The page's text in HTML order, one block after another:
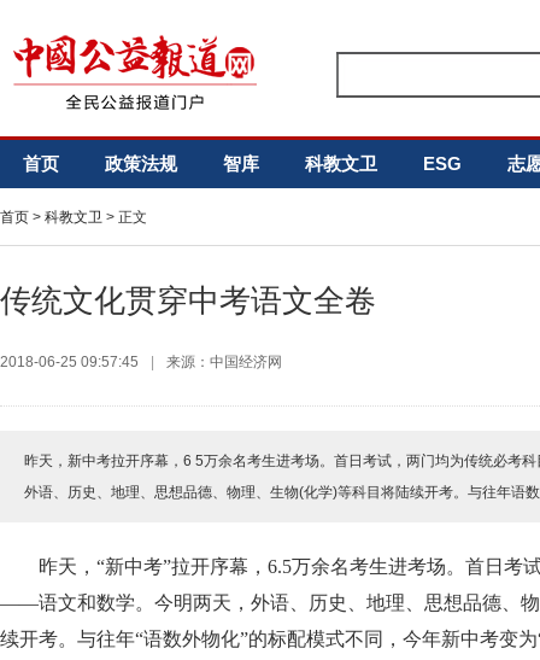
首页 政策法规 智库 科教文卫 ESG 志
首页 > 科教文卫 > 正文
传统文化贯穿中考语文全卷
2018-06-25 09:57:45 来源：中国经济网
昨天，新中考拉开序幕，6 5万余名考生进考场。首日考试，两门均为传统必考
外语、历史、地理、思想品德、物理、生物(化学)等科目将陆续开考。与往年语
昨天，“新中考”拉开序幕，6.5万余名考生进考场。首日考
——语文和数学。今明两天，外语、历史、地理、思想品德、
续开考。与往年“语数外物化”的标配模式不同，今年新中考变为